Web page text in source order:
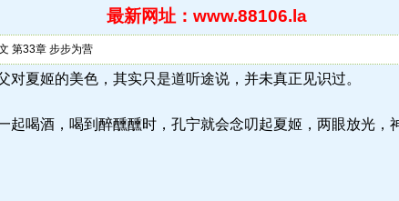
最新网址：www.88106.la
第33章 步步为营
夏姬的美色，其实只是道听途说，并未真正见识过。
喝酒，喝到醉醺醺时，孔宁就会念叨起夏姬，两眼放光，